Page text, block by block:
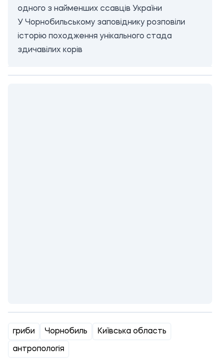
одного з найменших ссавців України
У Чорнобильському заповіднику розповіли
історію походження унікального стада
здичавілих корів
гриби Чорнобиль Київська область
антропологія